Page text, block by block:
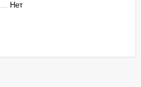
Нет